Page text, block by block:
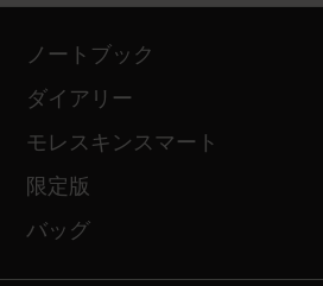
ノートブック
ダイアリー
モレスキンスマート
限定版
バッグ